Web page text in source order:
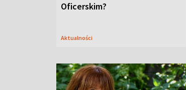
Oficerskim?
Aktualności